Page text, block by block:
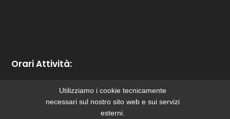
Orari Attività:
Lunedì-Venerdì dalle 8.00 alle 17.30
Sabato dalle 8.00 alle 12.00
Utilizziamo i cookie tecnicamente
necessari sul nostro sito web e sui servizi
esterni.